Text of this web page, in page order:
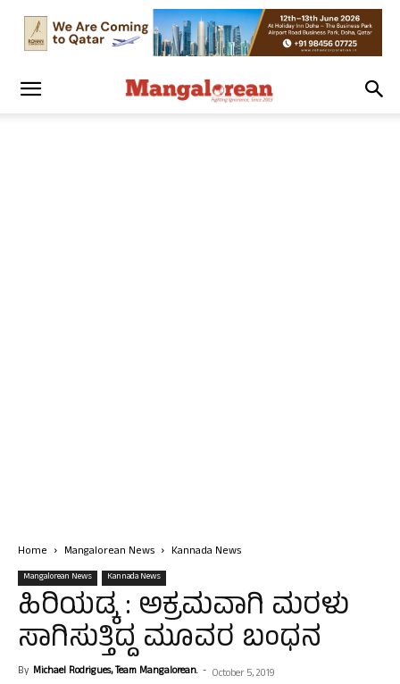
Home Mangalorean News Kannada News
Mangalorean News Kannada News
ಹಿರಿಯಡ್ಕ : ಅಕ್ರಮವಾಗಿ ಮರಳು
ಸಾಗಿಸುತ್ತಿದ್ದ ಮೂವರ ಬಂಧನ
By Michael Rodrigues, Team Mangalorean. - October 5, 2019